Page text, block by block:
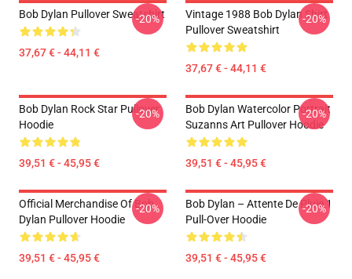
Bob Dylan Pullover Sweatshirt
37,67 € - 44,11 €
-20%
Vintage 1988 Bob Dylan Shirt
Pullover Sweatshirt
37,67 € - 44,11 €
-20%
Bob Dylan Rock Star Pullover
Hoodie
39,51 € - 45,95 €
-20%
Bob Dylan Watercolor Portrait
Suzanns Art Pullover Hoodie
39,51 € - 45,95 €
-20%
Official Merchandise Of Bob
Dylan Pullover Hoodie
39,51 € - 45,95 €
-20%
Bob Dylan – Attente De Pluie 1
Pull-Over Hoodie
39,51 € - 45,95 €
-20%